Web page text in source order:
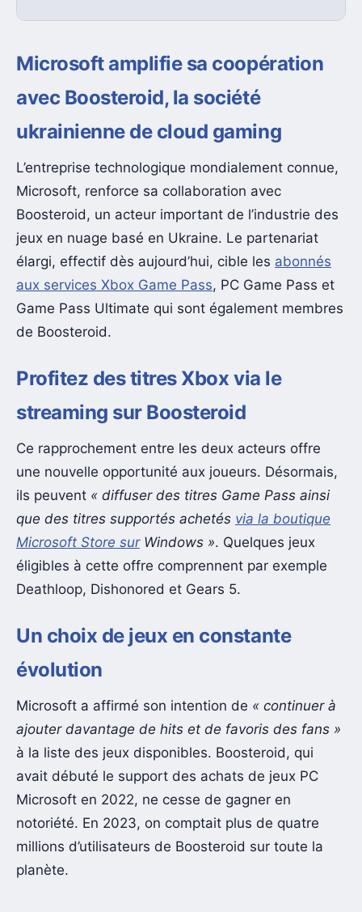
Microsoft amplifie sa coopération
avec Boosteroid, la société
ukrainienne de cloud gaming
L’entreprise technologique mondialement connue,
Microsoft, renforce sa collaboration avec
Boosteroid, un acteur important de l’industrie des
jeux en nuage basé en Ukraine. Le partenariat
élargi, effectif dès aujourd’hui, cible les abonnés
aux services Xbox Game Pass, PC Game Pass et
Game Pass Ultimate qui sont également membres
de Boosteroid.
Profitez des titres Xbox via le
streaming sur Boosteroid
Ce rapprochement entre les deux acteurs offre
une nouvelle opportunité aux joueurs. Désormais,
ils peuvent « diffuser des titres Game Pass ainsi
que des titres supportés achetés via la boutique
Microsoft Store surWindows ». Quelques jeux
éligibles à cette offre comprennent par exemple
Deathloop, Dishonored et Gears 5.
Un choix de jeux en constante
évolution
Microsoft a affirmé son intention de « continuer à
ajouter davantage de hits et de favoris des fans »
à la liste des jeux disponibles. Boosteroid, qui
avait débuté le support des achats de jeux PC
Microsoft en 2022, ne cesse de gagner en
notoriété. En 2023, on comptait plus de quatre
millions d’utilisateurs de Boosteroid sur toute la
planète.